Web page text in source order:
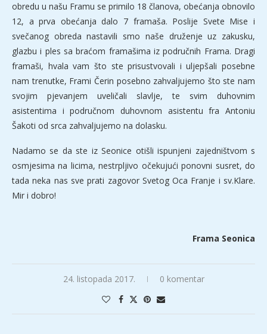
obredu u našu Framu se primilo 18 članova, obećanja obnovilo
12, a prva obećanja dalo 7 framaša. Poslije Svete Mise i
svečanog obreda nastavili smo naše druženje uz zakusku,
glazbu i ples sa braćom framašima iz područnih Frama. Dragi
framaši, hvala vam što ste prisustvovali i uljepšali posebne
nam trenutke, Frami Čerin posebno zahvaljujemo što ste nam
svojim pjevanjem uveličali slavlje, te svim duhovnim
asistentima i područnom duhovnom asistentu fra Antoniu
Šakoti od srca zahvaljujemo na dolasku.
Nadamo se da ste iz Seonice otišli ispunjeni zajedništvom s
osmjesima na licima, nestrpljivo očekujući ponovni susret, do
tada neka nas sve prati zagovor Svetog Oca Franje i sv.Klare.
Mir i dobro!
Frama Seonica
24. listopada 2017. 0 komentar